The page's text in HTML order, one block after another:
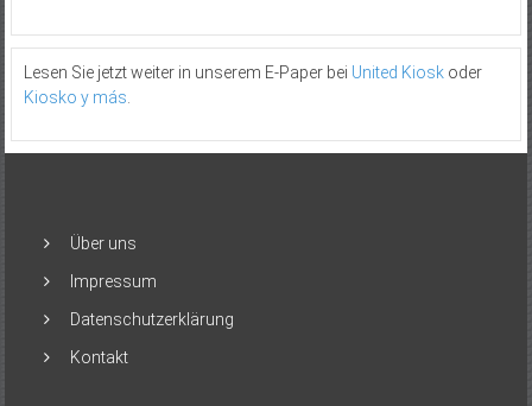
Lesen Sie jetzt weiter in unserem E-Paper bei United Kioskoder
Kiosko y más
Über uns
Impressum
Datenschutzerklärung
Kontakt